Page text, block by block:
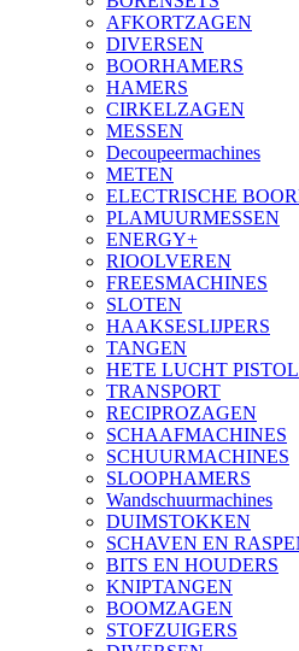
AFKORTZAGEN
DIVERSEN
BOORHAMERS
HAMERS
CIRKELZAGEN
MESSEN
Decoupeermachines
METEN
ELECTRISCHE
PLAMUURMESSEN
ENERGY+
RIOOLVEREN
FREESMACHINES
SLOTEN
HAAKSESLIJPERS
TANGEN
HETE LUCHT
TRANSPORT
RECIPROZAGEN
SCHAAFMACHINES
SCHUURMACHINES
SLOOPHAMERS
Wandschuurmachines
DUIMSTOKKEN
SCHAVEN EN
BITS EN HOUDERS
KNIPTANGEN
BOOMZAGEN
STOFZUIGERS